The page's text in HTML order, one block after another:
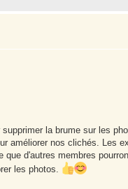
la brume sur les
améliorer nos clichés. Les
d'autres membres
les photos.